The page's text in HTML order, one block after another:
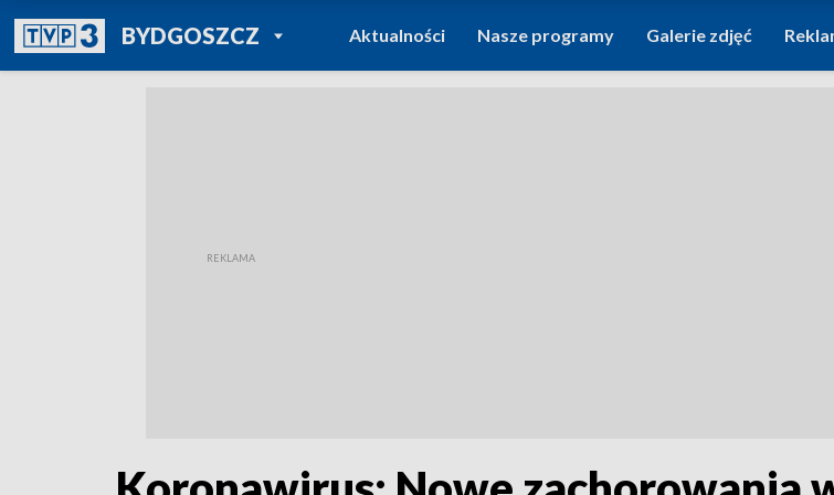
BYDGOSZCZPOWRÓT DO
TVP REGIONY
Aktualności Nasze programy Galerie zdjęć